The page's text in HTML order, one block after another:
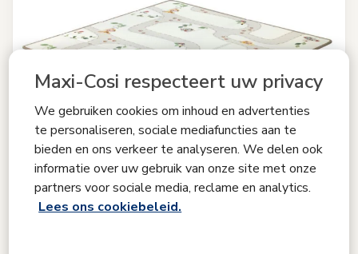
Maxi-Cosi respecteert uw privacy
We gebruiken cookies om inhoud en advertenties
te personaliseren, sociale mediafuncties aan te
bieden en ons verkeer te analyseren. We delen ook
informatie over uw gebruik van onze site met onze
partners voor sociale media, reclame en analytics.
Lees ons cookiebeleid.